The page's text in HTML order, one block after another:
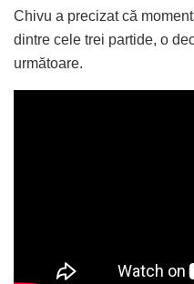
Chivu a precizat că
dintre cele trei partide, o
următoare.